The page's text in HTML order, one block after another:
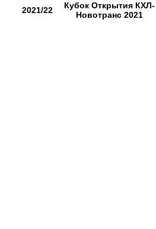
2021/22
Кубок Открытия КХЛ-
Новотранс 2021